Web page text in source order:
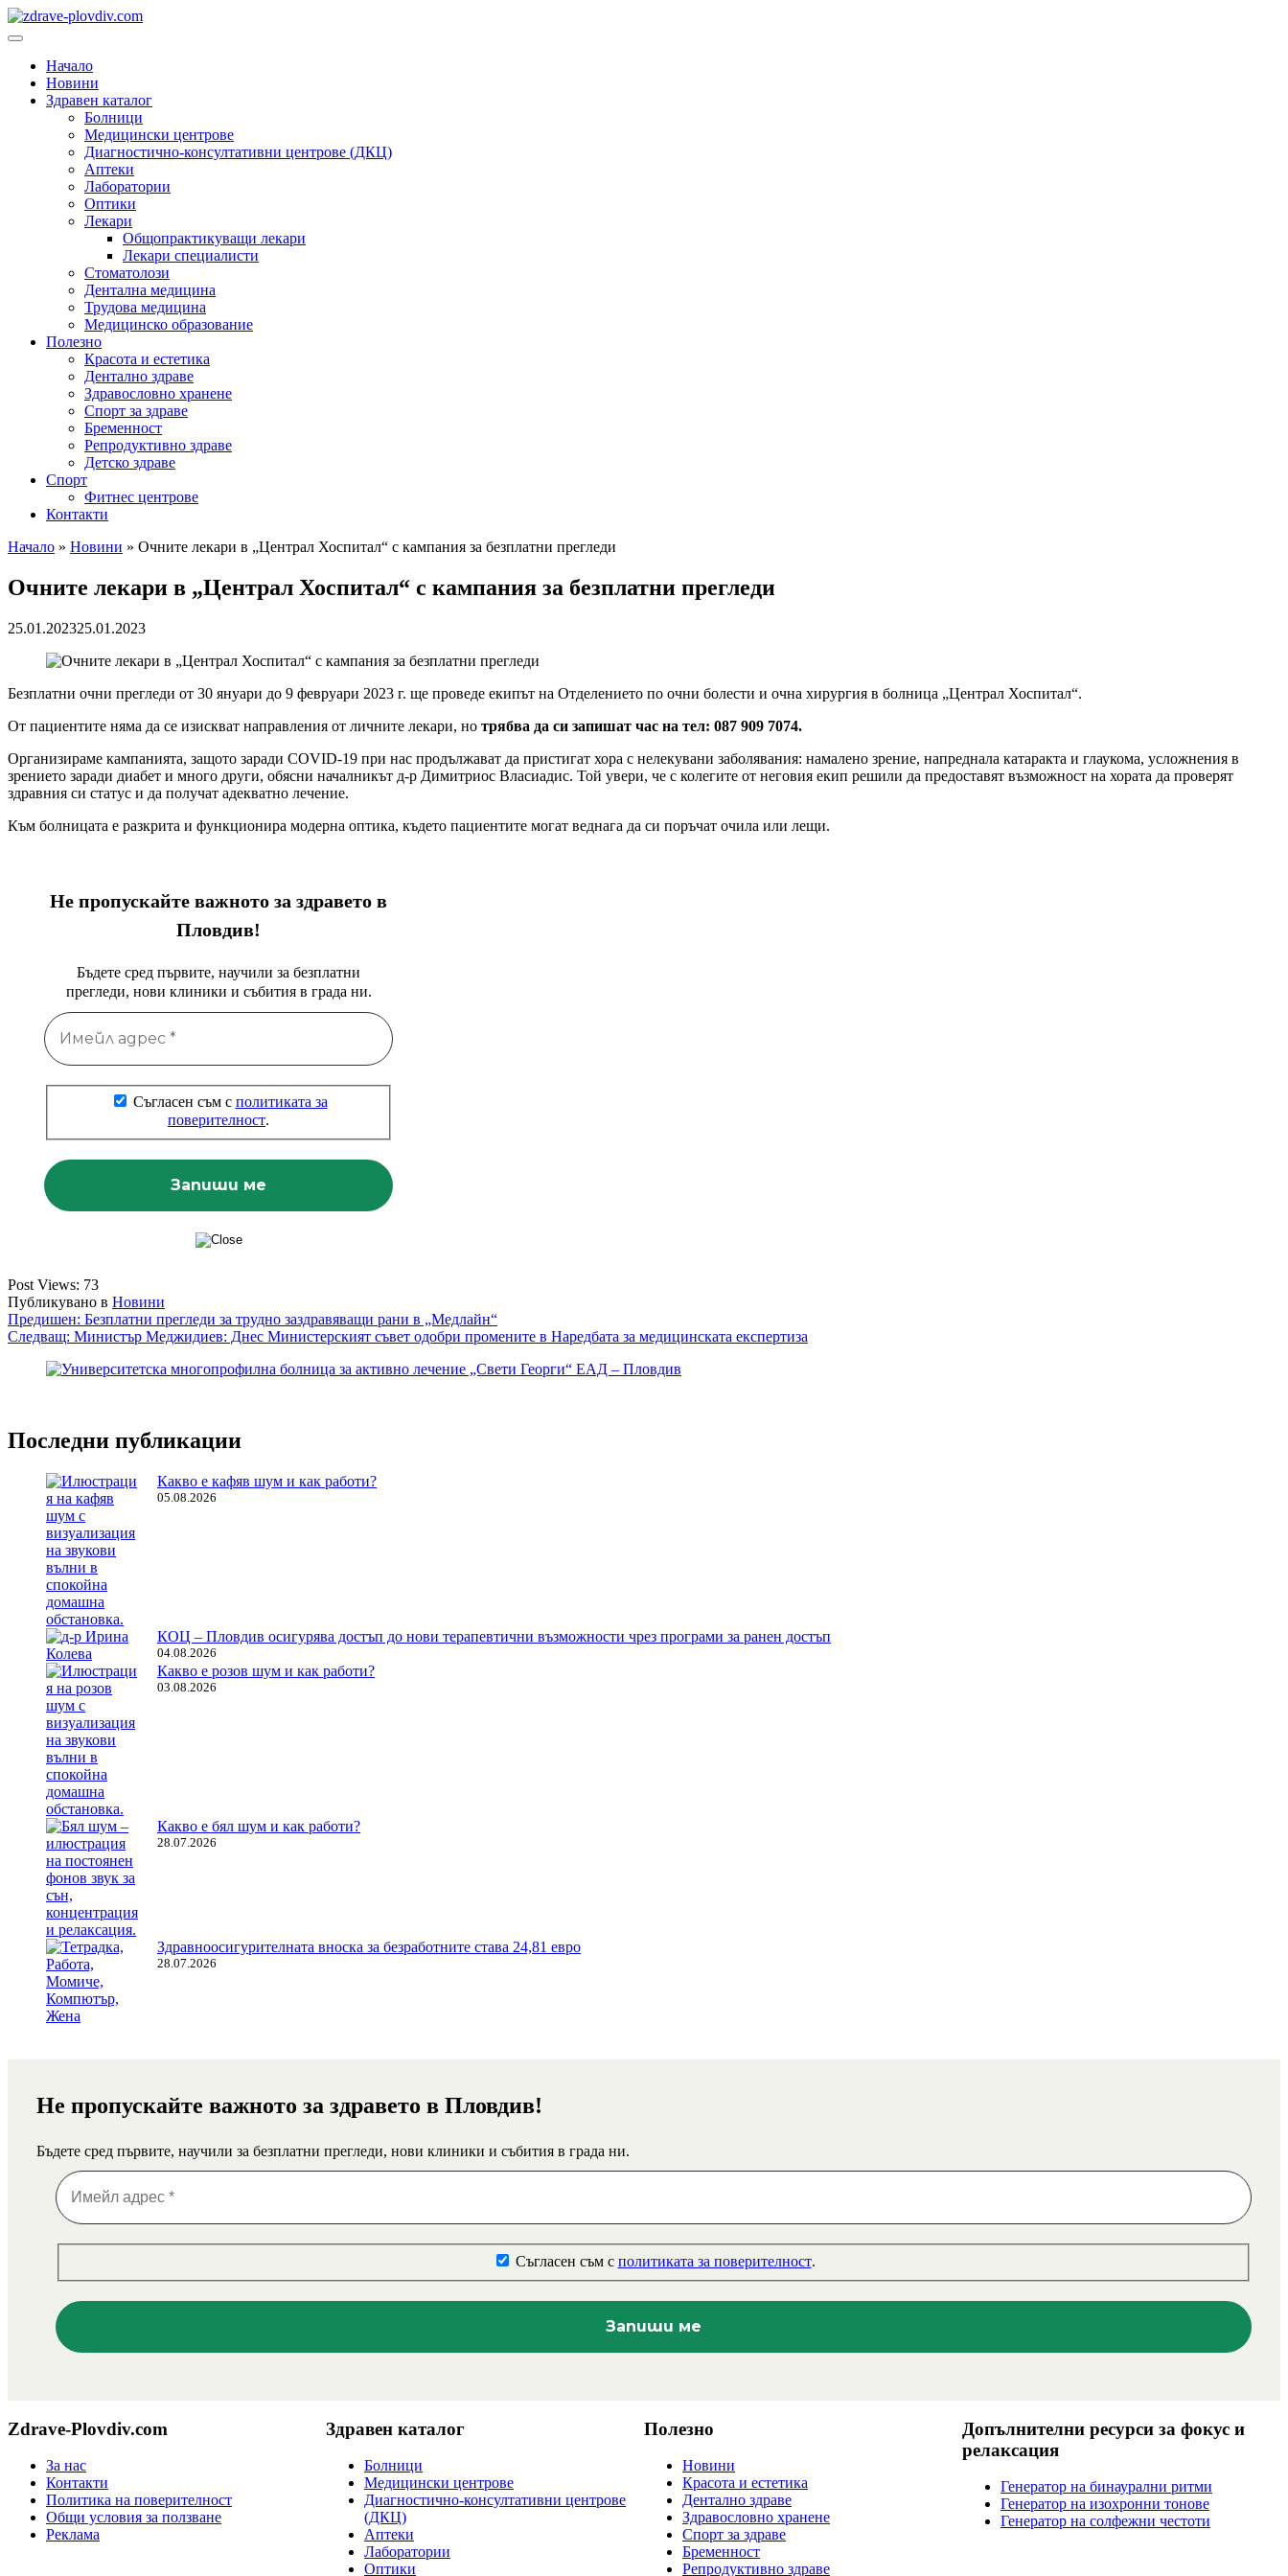
Преминете
към
Основно
Начало
Новини
Здравен каталог
Болници
Медицински центрове
Диагностично-консултативни центрове (ДКЦ)
Аптеки
Лаборатории
Оптики
Лекари
Общопрактикуващи лекари
Лекари специалисти
Стоматолози
Дентална медицина
Трудова медицина
Медицинско образование
Полезно
Красота и естетика
Дентално здраве
Здравословно хранене
Спорт за здраве
Бременност
Репродуктивно здраве
Детско здраве
Спорт
Фитнес центрове
Контакти
Начало » Новини » Очните лекари в „Централ Хоспитал“ с кампания за безплатни прегледи
Очните лекари в „Централ Хоспитал“ с кампания за безплатни прегледи
25.01.202325.01.2023
Безплатни очни прегледи от 30 януари до 9 февруари 2023 г. ще проведе екипът на Отделението по очни болести и очна хирургия в болница „Централ Хоспитал“.
От пациентите няма да се изискват направления от личните лекари, но трябва да си запишат час на тел: 087 909 7074.
Организираме кампанията, защото заради COVID-19 при нас продължават да пристигат хора с нелекувани заболявания: намалено зрение, напреднала катаракта и глаукома, усложнения в
зрението заради диабет и много други, обясни началникът д-р Димитриос Власиадис. Той увери, че с колегите от неговия екип решили да предоставят възможност на хората да проверят
здравния си статус и да получат адекватно лечение.
Към болницата е разкрита и функционира модерна оптика, където пациентите могат веднага да си поръчат очила или лещи.
Не пропускайте важното за здравето в
Пловдив!
Бъдете сред първите, научили за безплатни
прегледи, нови клиники и събития в града ни.
Съгласен съм с политиката за
поверителност.
Post Views: 73
Публикувано в Новини
Навигация
Предишен: Безплатни прегледи за трудно заздравяващи рани в „Медлайн“
Следващ: Министър Меджидиев: Днес Министерският съвет одобри промените в Наредбата за медицинската експертиза
Последни публикации
Какво е кафяв шум и как работи?
05.08.2026
КОЦ – Пловдив осигурява достъп до нови терапевтични възможности чрез програми за ранен достъп
04.08.2026
Какво е розов шум и как работи?
03.08.2026
Какво е бял шум и как работи?
28.07.2026
Здравноосигурителната вноска за безработните става 24,81 евро
28.07.2026
Не пропускайте важното за здравето в Пловдив!
Бъдете сред първите, научили за безплатни прегледи, нови клиники и събития в града ни.
Съгласен съм с политиката за поверителност.
Zdrave-Plovdiv.com
За нас
Контакти
Политика на поверителност
Общи условия за ползване
Реклама
Здравен каталог
Болници
Медицински центрове
Диагностично-консултативни центрове
(ДКЦ)
Аптеки
Лаборатории
Оптики
Полезно
Новини
Красота и естетика
Дентално здраве
Здравословно хранене
Спорт за здраве
Бременност
Репродуктивно здраве
Допълнителни ресурси за фокус и
релаксация
Генератор на бинаурални ритми
Генератор на изохронни тонове
Генератор на солфежни честоти